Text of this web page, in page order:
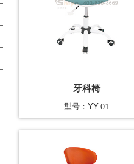
牙科椅
型号：YY-01